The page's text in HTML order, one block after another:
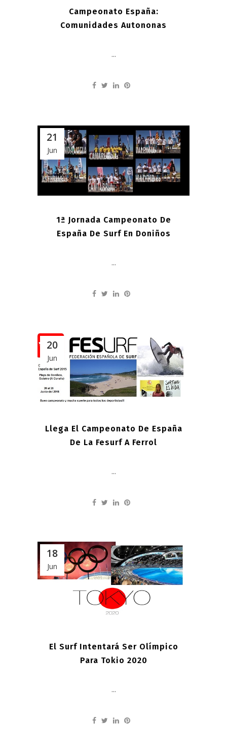
Campeonato España:
Comunidades Autononas
...
21
Jun
1ª Jornada Campeonato De
España De Surf En Doniños
...
20
Jun
Llega El Campeonato De España
De La Fesurf A Ferrol
...
18
Jun
El Surf Intentará Ser Olímpico
Para Tokio 2020
...